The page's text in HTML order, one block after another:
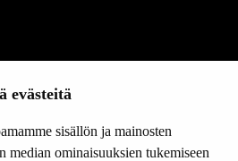
evästeitä
sisällön ja mainosten
median ominaisuuksien tukemiseen